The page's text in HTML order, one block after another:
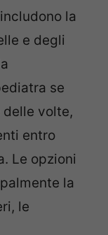
la
e degli
se
volte,
entro
Le opzioni
la
le